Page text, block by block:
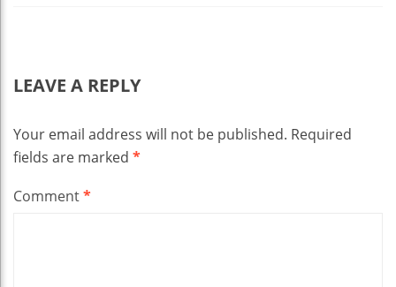
LEAVE A REPLY
Your email address will not be published. Required
fields are marked *
Comment*